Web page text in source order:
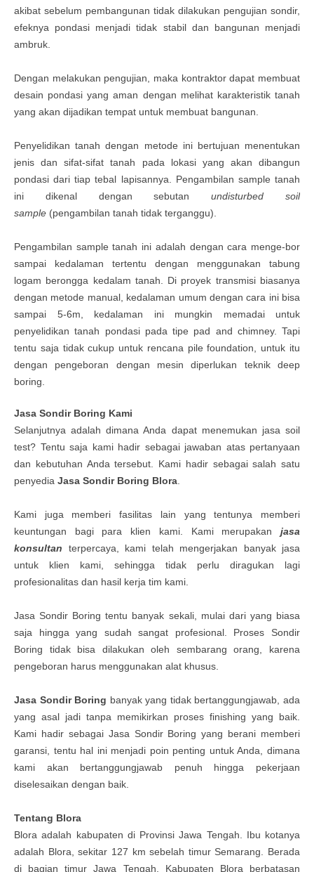
akibat sebelum pembangunan tidak dilakukan pengujian sondir,
efeknya pondasi menjadi tidak stabil dan bangunan menjadi
ambruk.
Dengan melakukan pengujian, maka kontraktor dapat membuat
desain pondasi yang aman dengan melihat karakteristik tanah
yang akan dijadikan tempat untuk membuat bangunan.
Penyelidikan tanah dengan metode ini bertujuan menentukan
jenis dan sifat-sifat tanah pada lokasi yang akan dibangun
pondasi dari tiap tebal lapisannya. Pengambilan sample tanah
ini dikenal dengan sebutanundisturbed soil
sample (pengambilan tanah tidak terganggu).
Pengambilan sample tanah ini adalah dengan cara menge-bor
sampai kedalaman tertentu dengan menggunakan tabung
logam berongga kedalam tanah. Di proyek transmisi biasanya
dengan metode manual, kedalaman umum dengan cara ini bisa
sampai 5-6m, kedalaman ini mungkin memadai untuk
penyelidikan tanah pondasi pada tipe pad and chimney. Tapi
tentu saja tidak cukup untuk rencana pile foundation, untuk itu
dengan pengeboran dengan mesin diperlukan teknik deep
boring.
Jasa Sondir Boring Kami
Selanjutnya adalah dimana Anda dapat menemukan jasa soil
test? Tentu saja kami hadir sebagai jawaban atas pertanyaan
dan kebutuhan Anda tersebut. Kami hadir sebagai salah satu
penyedia Jasa Sondir Boring Blora
Kami juga memberi fasilitas lain yang tentunya memberi
keuntungan bagi para klien kami. Kami merupakan jasa
konsultan terpercaya, kami telah mengerjakan banyak jasa
untuk klien kami, sehingga tidak perlu diragukan lagi
profesionalitas dan hasil kerja tim kami.
Jasa Sondir Boringtentu banyak sekali, mulai dari yang biasa
saja hingga yang sudah sangat profesional. Proses Sondir
Boring tidak bisa dilakukan oleh sembarang orang, karena
pengeboran harus menggunakan alat khusus.
Jasa Sondir Boring banyak yang tidak bertanggungjawab, ada
yang asal jadi tanpa memikirkan proses finishing yang baik.
Kami hadir sebagai Jasa Sondir Boringyang berani memberi
garansi, tentu hal ini menjadi poin penting untuk Anda, dimana
kami akan bertanggungjawab penuh hingga pekerjaan
diselesaikan dengan baik.
Tentang Blora
Blora adalah kabupaten di Provinsi Jawa Tengah. Ibu kotanya
adalah Blora, sekitar 127 km sebelah timur Semarang. Berada
di bagian timur Jawa Tengah, Kabupaten Blora berbatasan